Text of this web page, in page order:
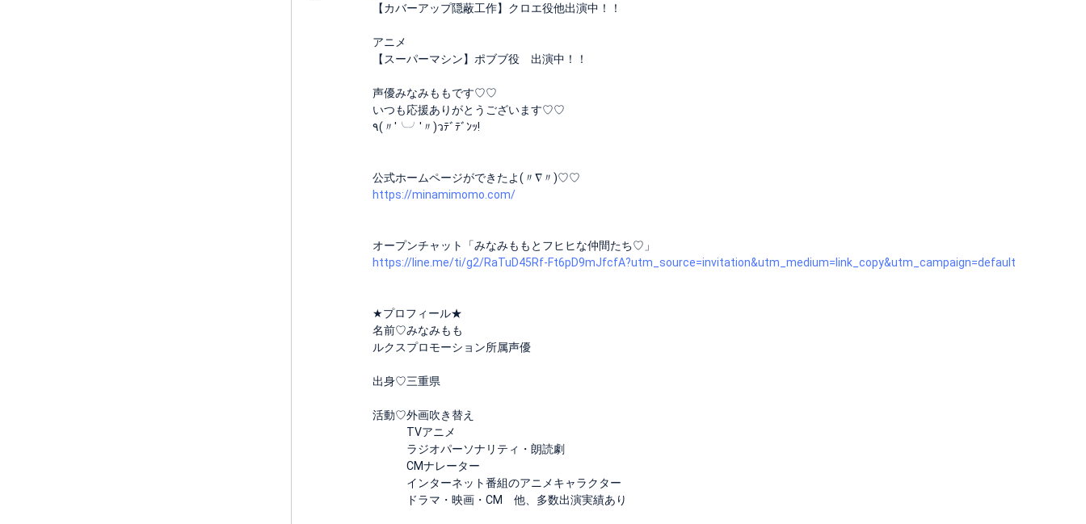
【カバーアップ隠蔽工作】クロエ役他出演中！！
アニメ
【スーパーマシン】ポブブ役 出演中！！
声優みなみももです♡♡
いつも応援ありがとうございます♡♡
٩(〃'╰╯'〃)วﾃﾞﾃﾞﾝｯ!
公式ホームページができたよ(〃∇〃)♡♡
https://minamimomo.com/
オープンチャット「みなみももとフヒヒな仲間たち♡」
https://line.me/ti/g2/RaTuD45Rf-Ft6pD9mJfcfA?utm_source=invitation&utm_medium=link_copy&utm_campaign=default
★プロフィール★
名前♡みなみもも
ルクスプロモーション所属声優
出身♡三重県
活動♡外画吹き替え
TVアニメ
ラジオパーソナリティ・朗読劇
CMナレーター
インターネット番組のアニメキャラクター
ドラマ・映画・CM 他、多数出演実績あり